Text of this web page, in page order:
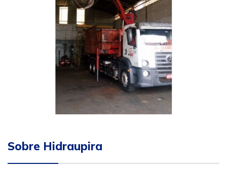
Sobre Hidraupira